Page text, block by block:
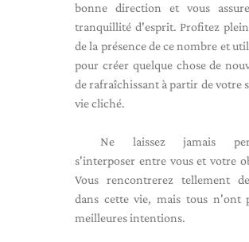
bonne direction et vous
tranquillité d'esprit. Profitez
de la présence de ce nombre et
pour créer quelque chose de
de rafraîchissant à partir de votre
vie cliché.
Ne laissez jamais
s'interposer entre vous et votre
Vous rencontrerez tellement
dans cette vie, mais tous n'ont
meilleures intentions.